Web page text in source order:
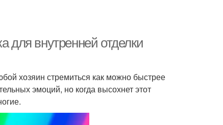
для внутренней отделки
хозяин стремиться как можно быстрее
эмоций, но когда высохнет этот